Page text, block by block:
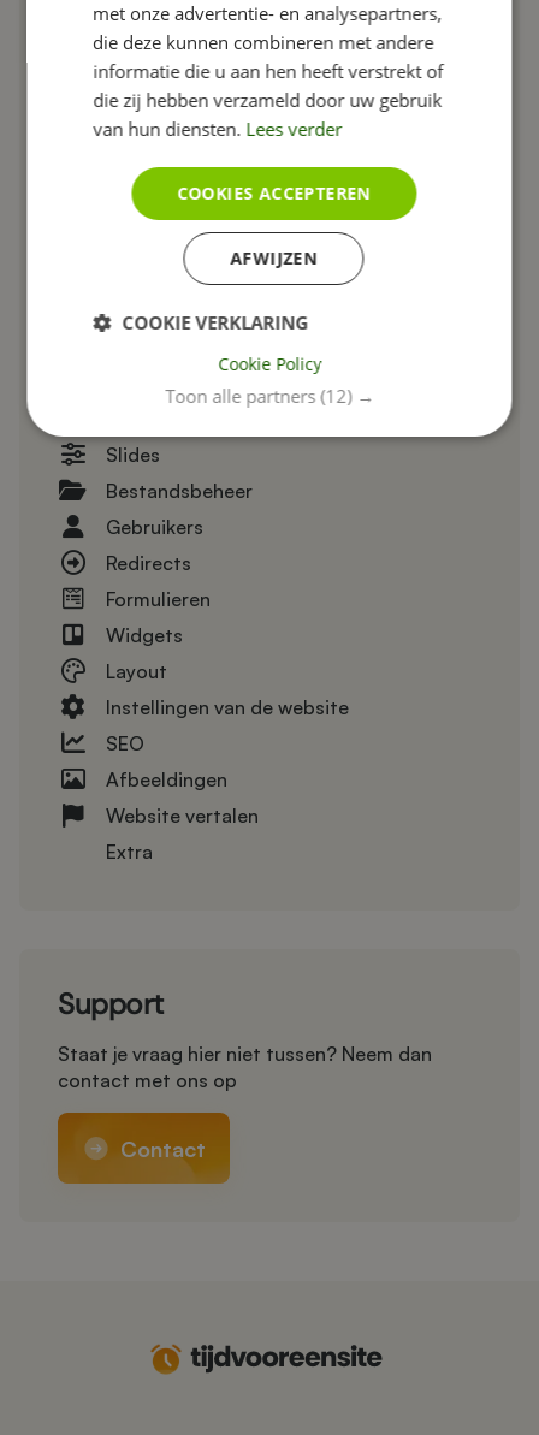
Showcase
Blog
Call2actions
Referenties
Fotoalbums
Voor en na
Slides
Bestandsbeheer
Gebruikers
Redirects
Formulieren
Widgets
Layout
Instellingen van de website
SEO
Afbeeldingen
Website vertalen
Extra
Support
Staat je vraag hier niet tussen? Neem dan
contact met ons op
Contact
met onze advertentie- en analysepartners,
die deze kunnen combineren met andere
informatie die u aan hen heeft verstrekt of
die zij hebben verzameld door uw gebruik
van hun diensten. Lees verder
Toon alle partners (12) →
COOKIES ACCEPTEREN
AFWIJZEN
COOKIE VERKLARING
Cookie Policy